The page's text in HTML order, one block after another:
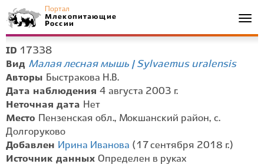
Портал
Млекопитающие
России
ID 17338
Вид Малая лесная мышь | Sylvaemus uralensis
Авторы Быстракова Н.В.
Дата наблюдения 4 августа 2003 г.
Неточная дата Нет
Место
Пензенская обл., Мокшанский район, с.
Долгоруково
Добавлен Ирина Иванова (17 сентября 2018 г.)
Источник данных Определен в руках